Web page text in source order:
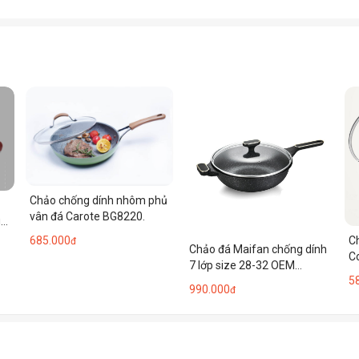
Chảo chống dính nhôm phủ
vân đá Carote BG8220.
685.000đ
Chảo đá Maifan chống dính
7 lớp size 28-32 OEM
990.000đ